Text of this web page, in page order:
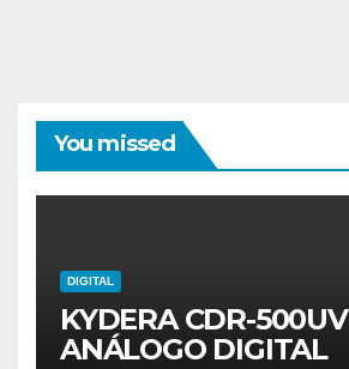
You missed
DIGITAL
KYDERA CDR-500UV
ANÁLOGO DIGITAL